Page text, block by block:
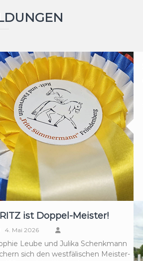
ist Doppel-Meister!
4. Mai 2026
Leube und Julika Schenkmann
sich den westfälischen Meister-